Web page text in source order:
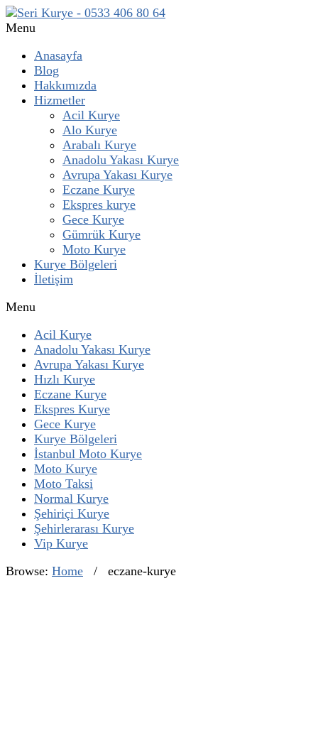
Menu
Anasayfa
Blog
Hakkımızda
Hizmetler
Acil Kurye
Alo Kurye
Arabalı Kurye
Anadolu Yakası Kurye
Avrupa Yakası Kurye
Eczane Kurye
Ekspres kurye
Gece Kurye
Gümrük Kurye
Moto Kurye
Kurye Bölgeleri
İletişim
Menu
Acil Kurye
Anadolu Yakası Kurye
Avrupa Yakası Kurye
Hızlı Kurye
Eczane Kurye
Ekspres Kurye
Gece Kurye
Kurye Bölgeleri
İstanbul Moto Kurye
Moto Kurye
Moto Taksi
Normal Kurye
Şehiriçi Kurye
Şehirlerarası Kurye
Vip Kurye
Browse: Home / eczane-kurye